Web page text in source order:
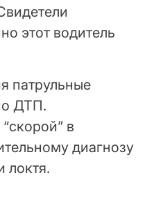
этот водитель
патрульные
ДТП.
в
диагнозу
локтя.